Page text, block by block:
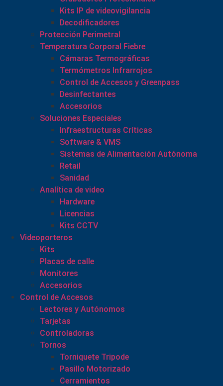
Kits IP de videovigilancia
Decodificadores
Protección Perimetral
Temperatura Corporal Fiebre
Cámaras Termográficas
Termómetros Infrarrojos
Control de Accesos y Greenpass
Desinfectantes
Accesorios
Soluciones Especiales
Infraestructuras Críticas
Software & VMS
Sistemas de Alimentación Autónoma
Retail
Sanidad
Analítica de video
Hardware
Licencias
Kits CCTV
Videoporteros
Kits
Placas de calle
Monitores
Accesorios
Control de Accesos
Lectores y Autónomos
Tarjetas
Controladoras
Tornos
Torniquete Tripode
Pasillo Motorizado
Cerramientos